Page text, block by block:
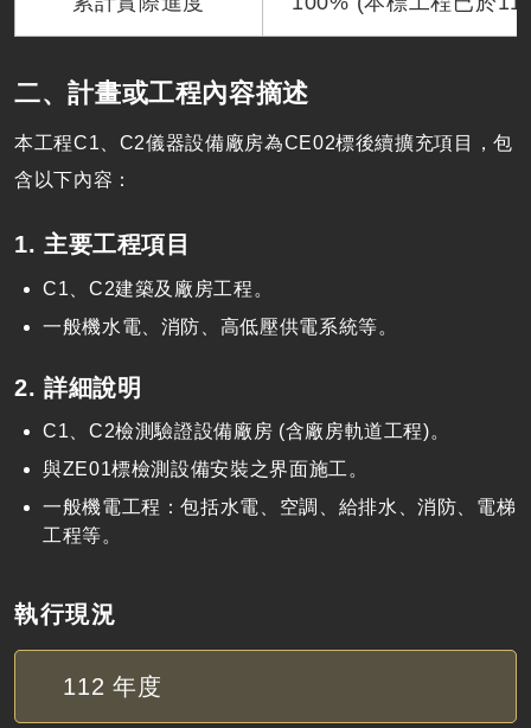
二、計畫或工程內容摘述
本工程C1、C2儀器設備廠房為CE02標後續擴充項目，包
含以下內容：
1. 主要工程項目
C1、C2建築及廠房工程。
一般機水電、消防、高低壓供電系統等。
2. 詳細說明
C1、C2檢測驗證設備廠房 (含廠房軌道工程)。
與ZE01標檢測設備安裝之界面施工。
一般機電工程：包括水電、空調、給排水、消防、電梯
工程等。
執行現況
112 年度